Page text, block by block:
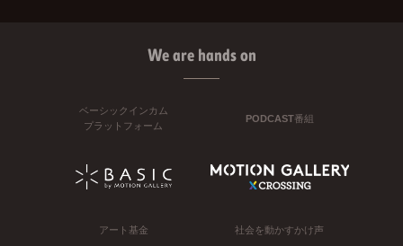
We are hands on
ベーシックインカム
プラットフォーム
PODCAST番組
アート基金 社会を動かすかけ声